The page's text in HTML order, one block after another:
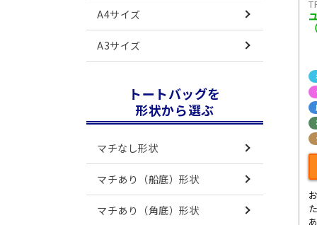
A4サイズ
A3サイズ
トートバッグを
形状から選ぶ
マチなし形状
マチあり（船底）形状
マチあり（角底）形状